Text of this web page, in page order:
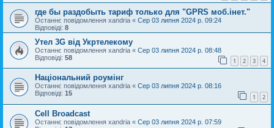
где бы раздобыть тариф только для "GPRS моб.інет."
Останнє повідомлення xandria « Сер 03 липня 2024 р. 09:24
Відповіді: 8
Утел 3G від Укртелекому
Останнє повідомлення xandria « Сер 03 липня 2024 р. 08:48
Відповіді: 58 1 2 3 4
Національний роумінг
Останнє повідомлення xandria « Сер 03 липня 2024 р. 08:16
Відповіді: 15 1 2
Cell Broadcast
Останнє повідомлення xandria « Сер 03 липня 2024 р. 07:59